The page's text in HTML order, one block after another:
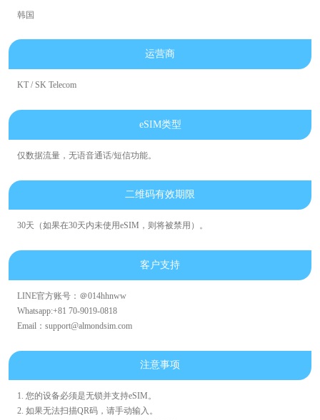
韩国
运营商
KT / SK Telecom
eSIM类型
仅数据流量，无语音通话/短信功能。
二维码有效期限
30天（如果在30天内未使用eSIM，则将被禁用）。
客户支持
LINE官方账号：＠014hhnww
Whatsapp:+81 70-9019-0818
Email：support@almondsim.com
注意事项
1. 您的设备必须是无锁并支持eSIM。
2. 如果无法扫描QR码，请手动输入。